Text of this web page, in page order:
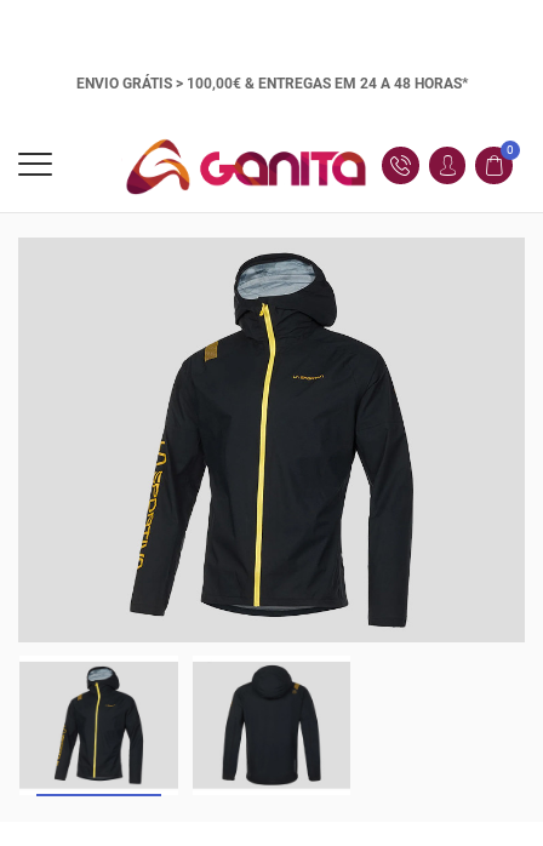
ENVIO GRÁTIS > 100,00€ & ENTREGAS EM 24 A 48 HORAS*
0